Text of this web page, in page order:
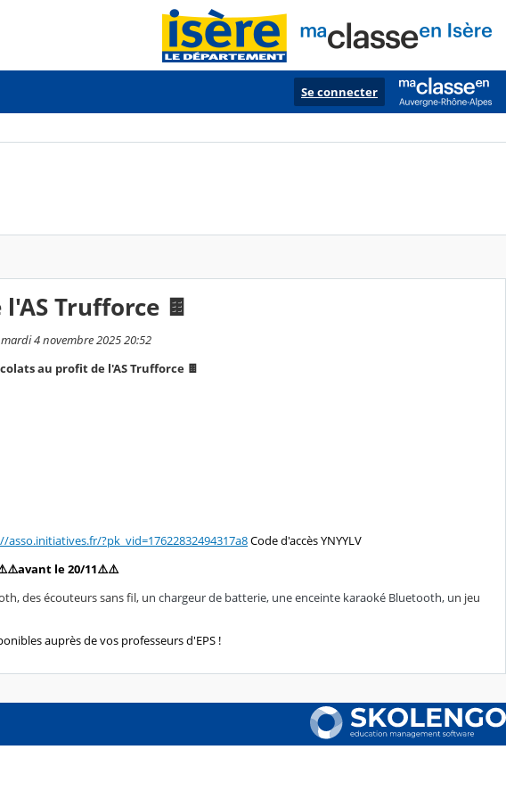
Se connecter
Trufforce 🍫
4 novembre 2025 20:52
au profit de l'AS Trufforce 🍫
asso.initiatives.fr/?pk_vid=17622832494317a8Code d'accès YNYYLV
le 20/11⚠️⚠️
des écouteurs sans fil, un chargeur de batterie, une enceinte karaoké Bluetooth, un jeu
auprès de vos professeurs d'EPS !